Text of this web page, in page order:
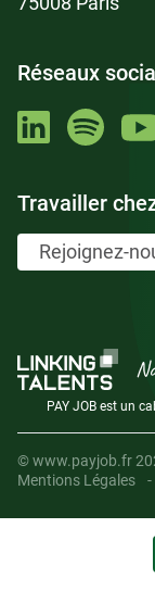
Réseaux
Travailler
Rejoignez-
PAY JOB est un
© www.payjob.fr
Mentions Légales